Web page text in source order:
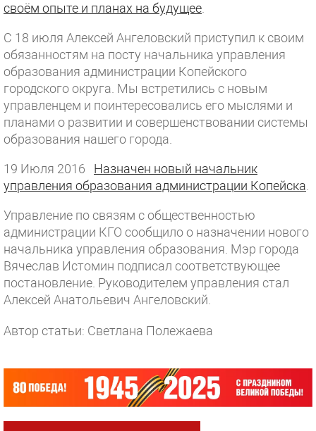
своём опыте и планах на будущее
С 18 июля Алексей Ангеловский приступил к своим
обязанностям на посту начальника управления
образования администрации Копейского
городского округа. Мы встретились с новым
управленцем и поинтересовались его мыслями и
планами о развитии и совершенствовании системы
образования нашего города.
19 Июля 2016 Назначен новый начальник
управления образования администрации Копейска
Управление по связям с общественностью
администрации КГО сообщило о назначении нового
начальника управления образования. Мэр города
Вячеслав Истомин подписал соответствующее
постановление. Руководителем управления стал
Алексей Анатольевич Ангеловский.
Автор статьи: Светлана Полежаева